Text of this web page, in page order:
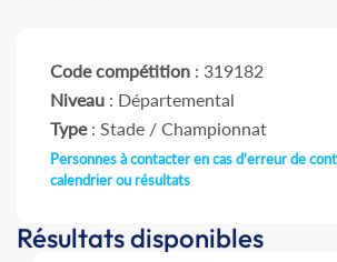
Code compétition : 319182
Niveau : Départemental
Type: Stade / Championnat
Personnes à contacter en cas d'erreur de
calendrier ou résultats
Résultats disponibles